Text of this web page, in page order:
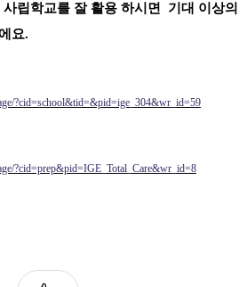
립학교를 잘 활용 하시면 기대 이상의
요.
?cid=school&tid=&pid=ige_304&wr_id=59
?cid=prep&pid=IGE_Total_Care&wr_id=8